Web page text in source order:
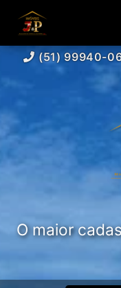
(51) 99940-
O maior